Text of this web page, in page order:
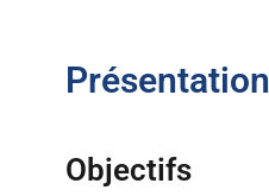
Présentation
Objectifs